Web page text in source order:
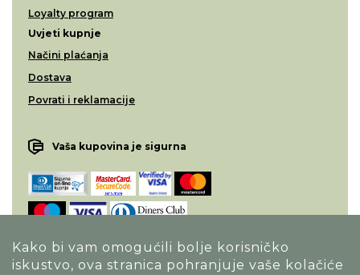
Kako bi vam omogućili bolje korisničko
iskustvo, ova stranica pohranjuje vaše kolačiće
Loyalty program
Uvjeti kupnje
Načini plaćanja
Dostava
Povrati i reklamacije
Vaša kupovina je sigurna
Opći uvjeti poslovanja